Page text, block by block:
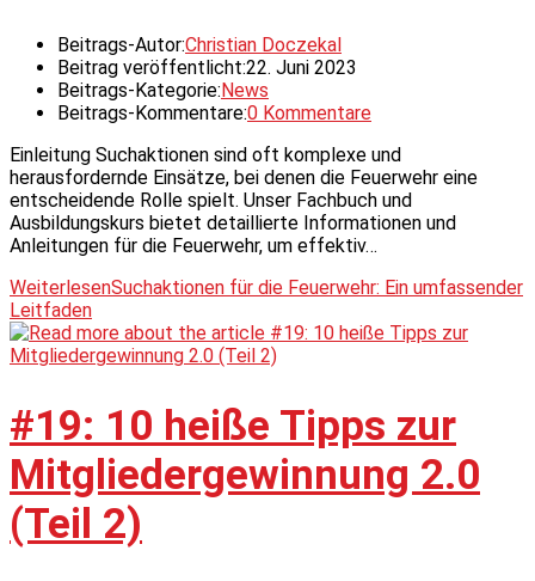
Beitrags-Autor:Christian Doczekal
Beitrag veröffentlicht:22. Juni 2023
Beitrags-Kategorie:News
Beitrags-Kommentare:0 Kommentare
Einleitung Suchaktionen sind oft komplexe und
herausfordernde Einsätze, bei denen die Feuerwehr eine
entscheidende Rolle spielt. Unser Fachbuch und
Ausbildungskurs bietet detaillierte Informationen und
Anleitungen für die Feuerwehr, um effektiv…
WeiterlesenSuchaktionen für die Feuerwehr: Ein umfassender
Leitfaden
#19: 10 heiße Tipps zur
Mitgliedergewinnung 2.0
(Teil 2)